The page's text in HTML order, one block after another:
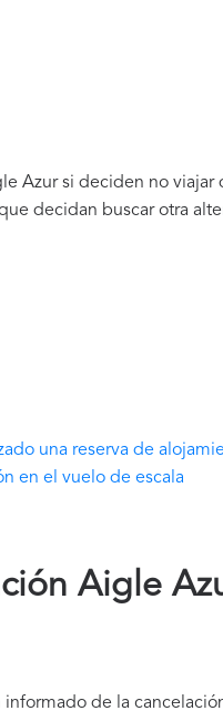
Azur si deciden no viajar
decidan buscar otra
una reserva de
en el vuelo de escala
Aigle
de la